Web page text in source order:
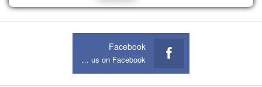
Facebook
Join us on Facebook